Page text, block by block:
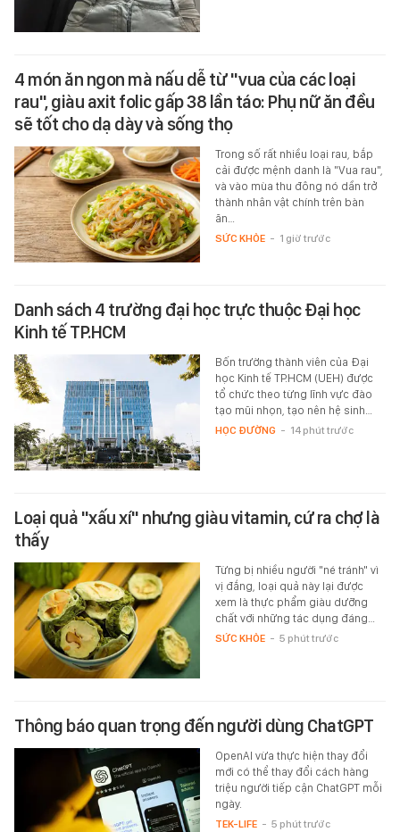
4 món ăn ngon mà nấu dễ từ "vua của các loại
rau", giàu axit folic gấp 38 lần táo: Phụ nữ ăn đều
sẽ tốt cho dạ dày và sống thọ
Trong số rất nhiều loại rau, bắp
cải được mệnh danh là "Vua rau",
và vào mùa thu đông nó dần trở
thành nhân vật chính trên bàn
ăn…
SỨC KHỎE - 1 giờ trước
Danh sách 4 trường đại học trực thuộc Đại học
Kinh tế TP.HCM
Bốn trường thành viên của Đại
học Kinh tế TP.HCM (UEH) được
tổ chức theo từng lĩnh vực đào
tạo mũi nhọn, tạo nên hệ sinh…
HỌC ĐƯỜNG - 14 phút trước
Loại quả "xấu xí" nhưng giàu vitamin, cứ ra chợ là
thấy
Từng bị nhiều người "né tránh" vì
vị đắng, loại quả này lại được
xem là thực phẩm giàu dưỡng
chất với những tác dụng đáng…
SỨC KHỎE - 5 phút trước
Thông báo quan trọng đến người dùng ChatGPT
OpenAI vừa thực hiện thay đổi
mới có thể thay đổi cách hàng
triệu người tiếp cận ChatGPT mỗi
ngày.
TEK-LIFE - 5 phút trước